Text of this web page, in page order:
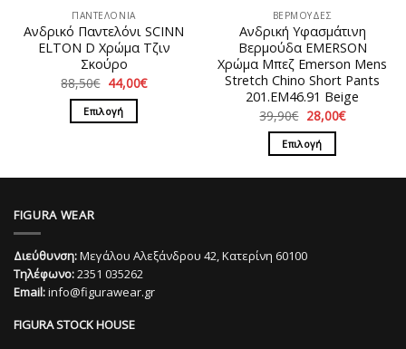
σελίδα
του
προϊόντος
σελίδα
του
προϊόντος
ΠΑΝΤΕΛΟΝΙΑ
Ανδρικό Παντελόνι SCINN
ELTON D Χρώμα Τζιν
Σκούρο
88,50€ Original
price
was:
88,50€.
44,00€Η
τρέχουσα
Επιλογή
Οι
επιλογές
μπορούν
επιλεγούν
ΒΕΡΜΟΥΔΕΣ
Ανδρική Υφασμάτινη
Βερμούδα EMERSON
Χρώμα Μπεζ Emerson Mens
Stretch Chino Short Pants
201.EM46.91 Beige
39,90€ Original
price
was:
39,90€.
28,00€Η
τρέχουσα
Επιλογή
το
παραλλαγές.
FIGURA WEAR
Διεύθυνση:Μεγάλου Αλεξάνδρου 42, Κατερίνη 60100
Τηλέφωνο:2351 035262
Email:info@figurawear.gr
FIGURA STOCK HOUSE